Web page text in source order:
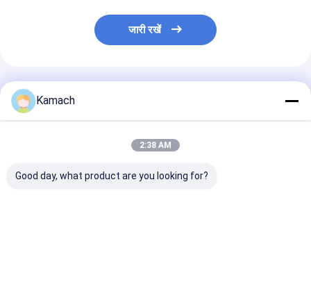
जारी रखें
अनुशंसित उत्पाद
Kamach
2:38 AM
Good day, what product are you looking for?